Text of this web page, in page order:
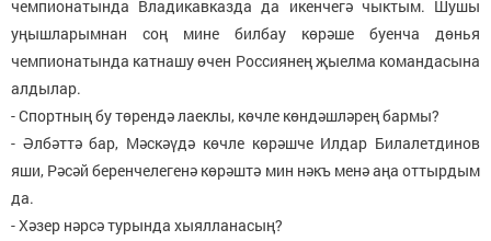
чемпионатында Владикавказда да икенчегә чыктым. Шушы
уңышларымнан соң мине билбау көрәше буенча дөнья
чемпионатында катнашу өчен Россиянең җыелма командасына
алдылар.
- Спортның бу төрендә лаеклы, көчле көндәшләрең бармы?
- Әлбәттә бар, Мәскәүдә көчле көрәшче Илдар Билалетдинов
яши, Рәсәй беренчелегенә көрәштә мин нәкъ менә аңа оттырдым
да.
- Хәзер нәрсә турында хыялланасың?